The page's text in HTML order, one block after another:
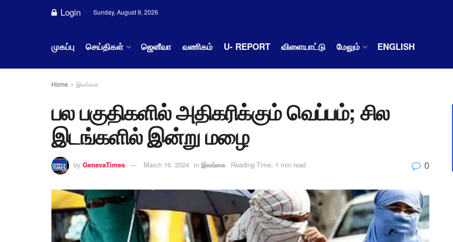
Login Sunday, August 9, 2026
முகப்பு செய்திகள் ஜெனீவா வணிகம் U- REPORT விளையாட்டு மேலும் ENGLISH
Home இலங்கை
பல பகுதிகளில் அதிகரிக்கும் வெப்பம்; சில
இடங்களில் இன்று மழை
by GenevaTimes March 16, 2024 in இலங்கை Reading Time: 1 min read 0